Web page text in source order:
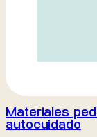
Materiales
autocuidado